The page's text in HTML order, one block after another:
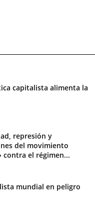
capitalista alimenta la
represión y
del movimiento
contra el régimen...
mundial en peligro